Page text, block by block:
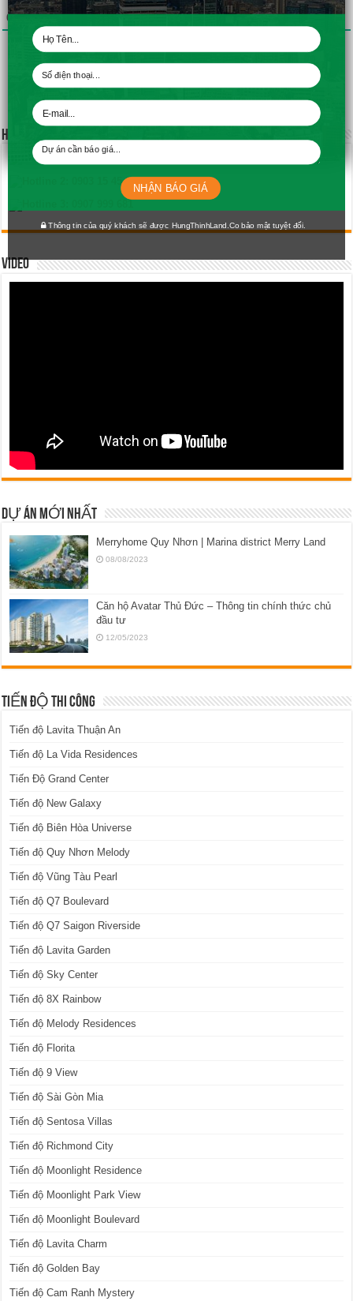
0GÓP Ý
HỖ TRỢ TRỰC TUYẾN
Hotline 1:
0903 75 45 95
0903 15 45 95
VIDEO
DỰ ÁN MỚI NHẤT
Merryhome Quy Nhơn | Marina district Merry Land
08/08/2023
Căn hộ Avatar Thủ Đức – Thông tin chính thức chủ
đầu tư
12/05/2023
TIẾN ĐỘ THI CÔNG
Tiến độ Lavita Thuận An
Tiến độ La Vida Residences
Tiến Độ Grand Center
Tiến độ New Galaxy
Tiến độ Biên Hòa Universe
Tiến độ Quy Nhơn Melody
Tiến độ Vũng Tàu Pearl
Tiến độ Q7 Boulevard
Tiến độ Q7 Saigon Riverside
Tiến độ Lavita Garden
Tiến độ Sky Center
Tiến độ 8X Rainbow
Tiến độ Melody Residences
Tiến độ Florita
Tiến độ 9 View
Tiến độ Sài Gòn Mia
Tiến độ Sentosa Villas
Tiến độ Richmond City
Tiến độ Moonlight Residence
Tiến độ Moonlight Park View
Tiến độ Moonlight Boulevard
Tiến độ Lavita Charm
Tiến độ Golden Bay
Tiến độ Cam Ranh Mystery
Thông tin của quý khách sẽ được HungThinhLand.Co bảo mật tuyệt đối.
NHẬN BÁO GIÁ